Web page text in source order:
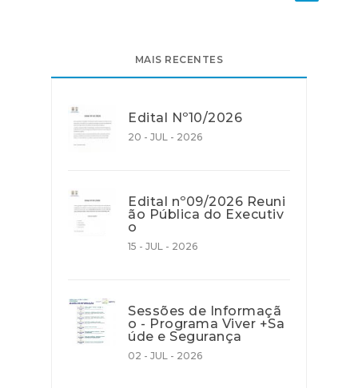
MAIS RECENTES
Edital Nº10/2026
20 - JUL - 2026
Edital nº09/2026 Reuni
ão Pública do Executiv
o
15 - JUL - 2026
Sessões de Informaçã
o - Programa Viver +Sa
úde e Segurança
02 - JUL - 2026